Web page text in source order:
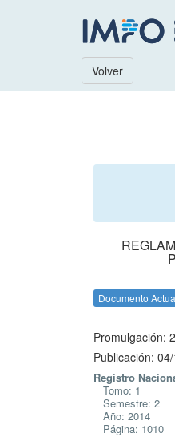
Volver
Documento
Promulgación:
Publicación:
Registro
Tomo: 1
Semestre: 2
Año: 2014
Página: 1010